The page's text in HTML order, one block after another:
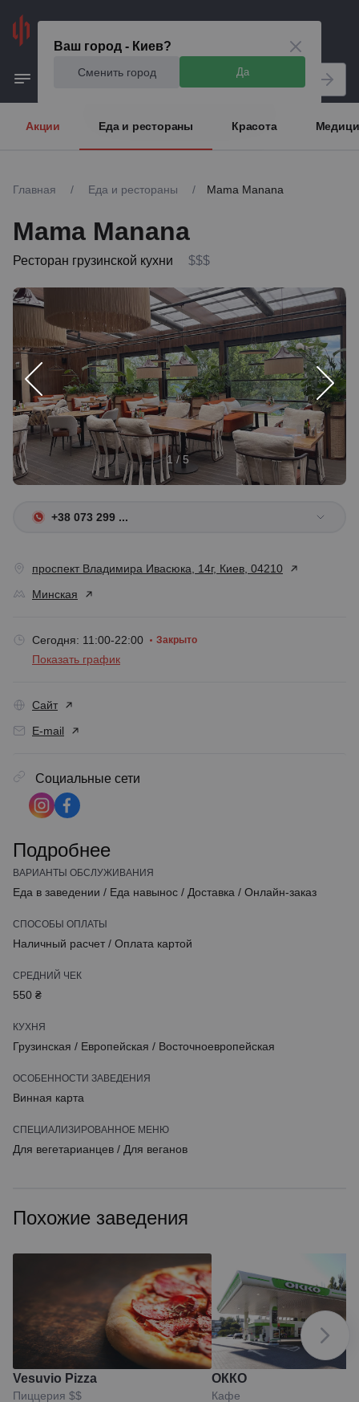
Ваш город - Киев?
Сменить город Да
Акции Еда и рестораны Красота
Главная / Еда и рестораны / Mama Manana
Mama Manana
Ресторан грузинской кухни $$$
1 / 5
+38 073 299 ...
проспект Владимира Ивасюка, 14г, Киев, 04210
Минская
Сегодня: 11:00-22:00 Закрыто
Показать график
Сайт
E-mail
Социальные сети
Подробнее
ВАРИАНТЫ ОБСЛУЖИВАНИЯ
Еда в заведении / Еда навынос / Доставка / Онлайн-заказ
СПОСОБЫ ОПЛАТЫ
Наличный расчет / Оплата картой
СРЕДНИЙ ЧЕК
550 ₴
КУХНЯ
Грузинская / Европейская / Восточноевропейская
ОСОБЕННОСТИ ЗАВЕДЕНИЯ
Винная карта
СПЕЦИАЛИЗИРОВАННОЕ МЕНЮ
Для вегетарианцев / Для веганов
Похожие заведения
Vesuvio Pizza
Пиццерия $$
ОККО
Кафе